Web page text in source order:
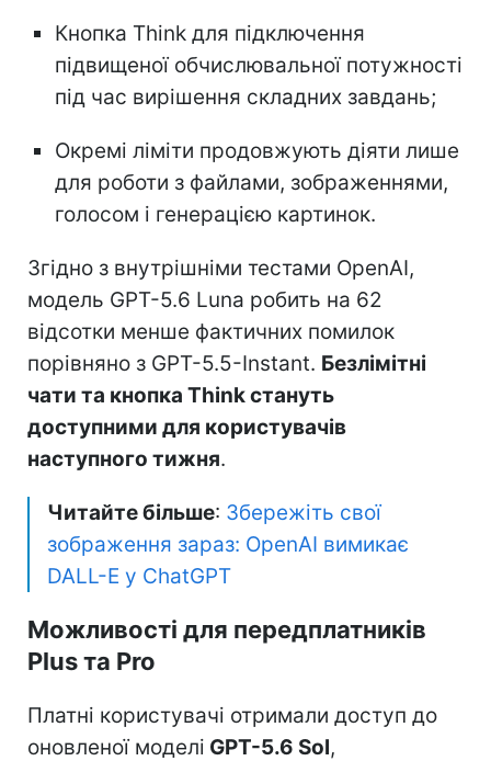
Кнопка Think для підключення
підвищеної обчислювальної потужності
під час вирішення складних завдань;
Окремі ліміти продовжують діяти лише
для роботи з файлами, зображеннями,
голосом і генерацією картинок.
Згідно з внутрішніми тестами OpenAI,
модель GPT-5.6 Luna робить на 62
відсотки менше фактичних помилок
порівняно з GPT-5.5-Instant. Безлімітні
чати та кнопка Think стануть
доступними для користувачів
наступного тижня.
Читайте більше: Збережіть свої
зображення зараз: OpenAI вимикає
DALL-E у ChatGPT
Можливості для передплатників
Plus та Pro
Платні користувачі отримали доступ до
оновленої моделі GPT-5.6 Sol,